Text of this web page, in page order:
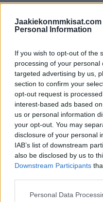
Jaakiekonmmkisat.com
Personal Information
If you wish to opt-out of the
processing of your
targeted advertising by us,
section to confirm your
opt-out request is
interest-based ads based
us or personal information
your opt-out. You may
disclosure of your personal
IAB’s list of downstream
also be disclosed by us to
Downstream Participants
Personal Data
Leijonien MM-
pelaajaa
19.04.2024 23:55
Uskomatonta mutta
ilmoitti uransa
26.04.2024 18:57